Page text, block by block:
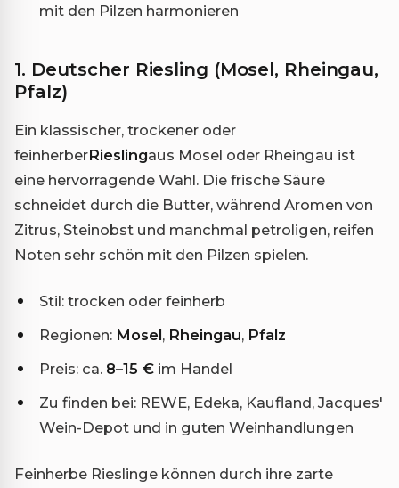
mit den Pilzen harmonieren
1. Deutscher Riesling (Mosel, Rheingau,
Pfalz)
Ein klassischer, trockener oder
feinherberRieslingaus Mosel oder Rheingau ist
eine hervorragende Wahl. Die frische Säure
schneidet durch die Butter, während Aromen von
Zitrus, Steinobst und manchmal petroligen, reifen
Noten sehr schön mit den Pilzen spielen.
Stil: trocken oder feinherb
Regionen: Mosel, Rheingau, Pfalz
Preis: ca. 8–15 € im Handel
Zu finden bei: REWE, Edeka, Kaufland, Jacques'
Wein-Depot und in guten Weinhandlungen
Feinherbe Rieslinge können durch ihre zarte